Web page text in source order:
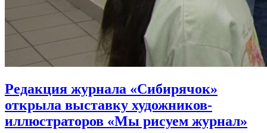
Редакция журнала «Сибирячок»
открыла выставку художников-
иллюстраторов «Мы рисуем журнал»